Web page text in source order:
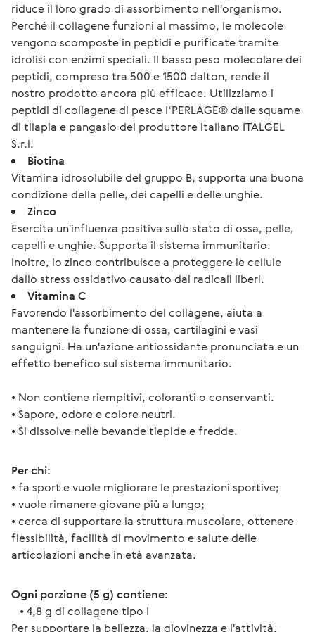
riduce il loro grado di assorbimento nell'organismo.
Perché il collagene funzioni al massimo, le molecole
vengono scomposte in peptidi e purificate tramite
idrolisi con enzimi speciali. Il basso peso molecolare dei
peptidi, compreso tra 500 e 1500 dalton, rende il
nostro prodotto ancora più efficace. Utilizziamo i
peptidi di collagene di pesce I‘PERLAGE® dalle squame
di tilapia e pangasio del produttore italiano ITALGEL
S.r.l.
Biotina
Vitamina idrosolubile del gruppo B, supporta una buona
condizione della pelle, dei capelli e delle unghie.
Zinco
Esercita un'influenza positiva sullo stato di ossa, pelle,
capelli e unghie. Supporta il sistema immunitario.
Inoltre, lo zinco contribuisce a proteggere le cellule
dallo stress ossidativo causato dai radicali liberi.
Vitamina C
Favorendo l'assorbimento del collagene, aiuta a
mantenere la funzione di ossa, cartilagini e vasi
sanguigni. Ha un'azione antiossidante pronunciata e un
effetto benefico sul sistema immunitario.
• Non contiene riempitivi, coloranti o conservanti.
• Sapore, odore e colore neutri.
• Si dissolve nelle bevande tiepide e fredde.
Per chi:
• fa sport e vuole migliorare le prestazioni sportive;
• vuole rimanere giovane più a lungo;
• cerca di supportare la struttura muscolare, ottenere
flessibilità, facilità di movimento e salute delle
articolazioni anche in età avanzata.
Ogni porzione (5 g) contiene:
• 4,8 g di collagene tipo I
Per supportare la bellezza, la giovinezza e l'attività.